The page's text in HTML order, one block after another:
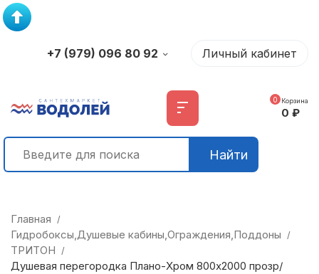
+7 (979) 096 80 92 Личный кабинет
Найти
0 Корзина
0 ₽
Главная /
Гидробоксы,Душевые кабины,Ограждения,Поддоны /
ТРИТОН /
Душевая перегородка Плано-Хром 800х2000 прозр/